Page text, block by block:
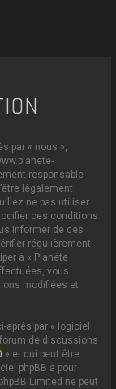
par « nous »,
responsable
légalement
ne pas utiliser
ces conditions
informer de ces
régulièrement
à « Planète
vous
modifiées et
après par « logiciel
de discussions
» et qui peut être
phpBB a pour
Limited ne peut